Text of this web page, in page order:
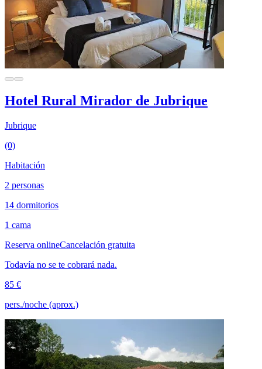
Hotel Rural Mirador de Jubrique
Jubrique
(0)
Habitación
2 personas
14 dormitorios
1 cama
Reserva onlineCancelación gratuita
Todavía no se te cobrará nada.
85 €
pers./noche (aprox.)